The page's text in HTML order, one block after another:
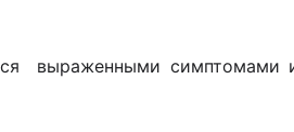
выраженными